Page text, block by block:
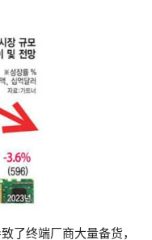
了终端厂商大量备货，